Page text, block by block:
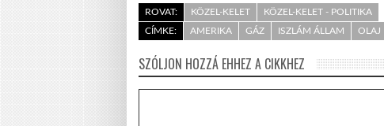
ROVAT: KÖZEL-KELET
KÖZEL-KELET - POLITIKA
CÍMKE:
AMERIKA GÁZ ISZLÁM ÁLLAM OLAJ
SZÓLJON HOZZÁ EHHEZ A CIKKHEZ